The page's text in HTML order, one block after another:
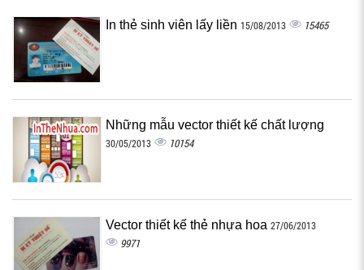
In thẻ sinh viên lấy liền 15/08/2013 15465
Những mẫu vector thiết kế chất lượng
30/05/2013 10154
Vector thiết kế thẻ nhựa hoa 27/06/2013
9971